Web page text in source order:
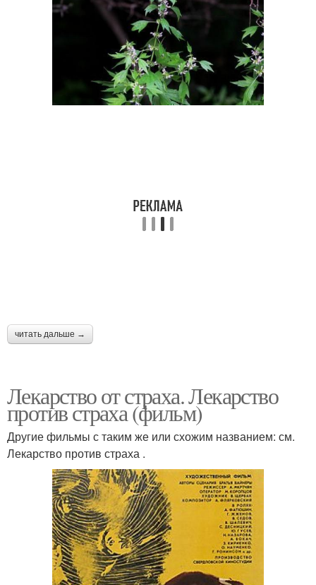
читать дальше →
Лекарство от страха. Лекарство
против страха (фильм)
Другие фильмы с таким же или схожим названием: см.
Лекарство против страха .